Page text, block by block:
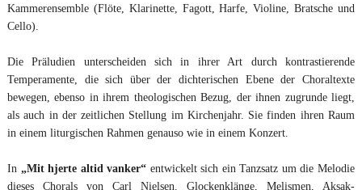
Kammerensemble (Flöte, Klarinette, Fagott, Harfe, Violine, Bratsche und
Cello).
Die Präludien unterscheiden sich in ihrer Art durch kontrastierende
Temperamente, die sich über der dichterischen Ebene der Choraltexte
bewegen, ebenso in ihrem theologischen Bezug, der ihnen zugrunde liegt,
als auch in der zeitlichen Stellung im Kirchenjahr. Sie finden ihren Raum
in einem liturgischen Rahmen genauso wie in einem Konzert.
In „Mit hjerte altid vanker“ entwickelt sich ein Tanzsatz um die Melodie
dieses Chorals von Carl Nielsen. Glockenklänge, Melismen, Aksak-